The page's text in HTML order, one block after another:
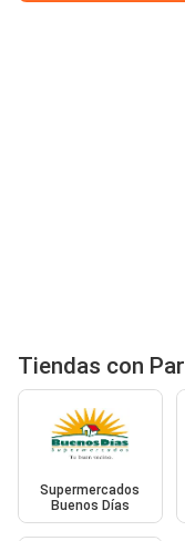
Tiendas con
Supermercados
Buenos Días